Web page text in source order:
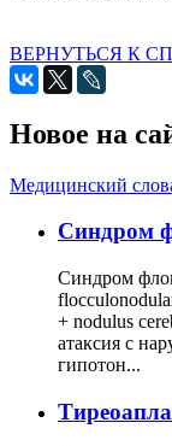
ВЕРНУТЬСЯ К
Новое на
Медицинский
Cиндром
Синдром
+ nodulus
атаксия с
гипотон...